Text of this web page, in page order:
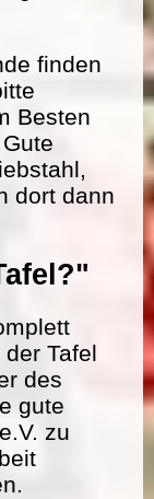
finden
Besten
dort dann
Tafel
des
gute
zu